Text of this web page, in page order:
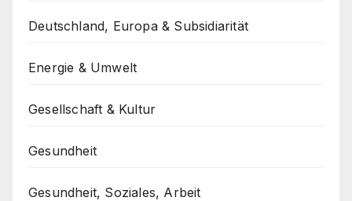
Deutschland, Europa & Subsidiarität
Energie & Umwelt
Gesellschaft & Kultur
Gesundheit
Gesundheit, Soziales, Arbeit